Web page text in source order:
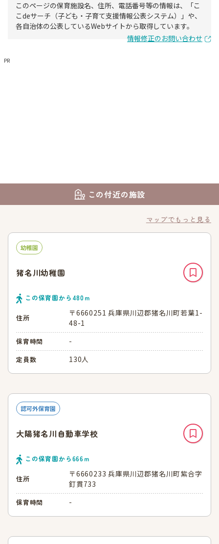
このページの保育施設名、住所、電話番号等の情報は、「こ
こdeサーチ（子ども・子育て支援情報公表システム）」や、
各自治体の公表しているWebサイトから取得しています。
情報修正のお問い合わせ
PR
この付近の施設
マップでもっと見る
幼稚園
猪名川幼稚園
この保育園から 480ｍ
住所
〒6660251 兵庫県川辺郡猪名川町若葉1-
48-1
保育時間 -
定員数 130人
認可外保育園
大陽猪名川自動車学校
この保育園から666ｍ
住所
〒6660233 兵庫県川辺郡猪名川町紫合字
釘貫733
保育時間 -